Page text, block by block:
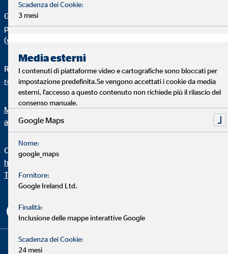
Gli estremi identificativi di OVB Consulenza Patrimoniale S.r.l.
possono essere verificati consultando il sito internet dell’IVASS
(www.ivass.it
Recapito reclami:
reclami@ovb.it
Modalità di presentazione (I) reclami e (II) ricorsi all'arbitro
assicurativo
Canale di segnalazione Whistleblowing:
https://ovbit.integrityline.com/
To top
Copyright © 2026 by OVB Consulenza Patrimoniale srl | All
Scadenza dei Cookie:
3 mesi
Media esterni
I contenuti di piattaforme video e cartografiche sono bloccati per
impostazione predefinita.Se vengono accettati i cookie da media
esterni, l'accesso a questo contenuto non richiede più il rilascio del
consenso manuale.
Google Maps
Nome:
google_maps
Fornitore:
Google Ireland Ltd.
Finalità:
Inclusione delle mappe interattive Google
Scadenza dei Cookie:
24 mesi